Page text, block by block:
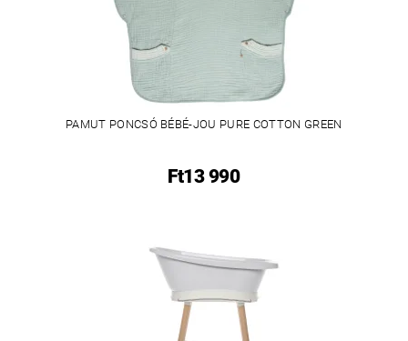
PAMUT PONCSÓ BÉBÉ-JOU PURE COTTON GREEN
Ft13 990